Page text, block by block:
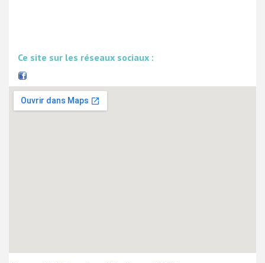
Ce site sur les réseaux sociaux :